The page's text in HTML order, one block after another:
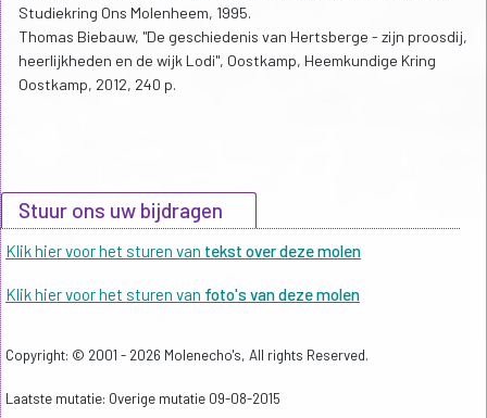
Studiekring Ons Molenheem, 1995.
Thomas Biebauw, "De geschiedenis van Hertsberge - zijn proosdij,
heerlijkheden en de wijk Lodi", Oostkamp, Heemkundige Kring
Oostkamp, 2012, 240 p.
Stuur ons uw bijdragen
Klik hier voor het sturen van tekst over deze molen
Klik hier voor het sturen van foto's van deze molen
Copyright: © 2001 - 2026 Molenecho's, All rights Reserved.
Laatste mutatie: Overige mutatie 09-08-2015